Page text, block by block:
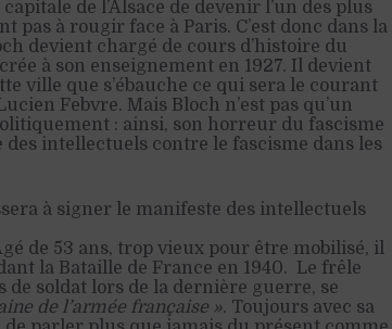
de l’Alsace de devenir l’un des plus
pas à rougir face à Paris. C’est donc dans la
devient chargé de cours d’histoire du
à son enseignement en 1927. Il devient
ville que s’ébauche ce qui sera le courant
Febvre. Mais Bloch n’est pas qu’un
: ainsi, son horreur du fascisme
intellectuels contre le fascisme dans les
à signer le manifeste des intellectuels
de 53 ans, trop vieux pour être mobilisé, il
la Bataille de France en 1940. Le frêle
soldat lors de la dernière guerre, se
de l’armée française ». Toujours avec sa